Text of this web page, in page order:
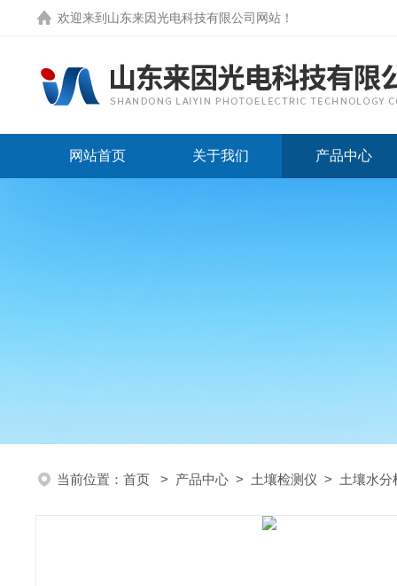
欢迎来到 山东来因光电科技有限公司网站 ！
网站首页 关于我们 产品中心
当前位置： 首页 > 产品中心 > 土壤检测仪 > 土壤水分